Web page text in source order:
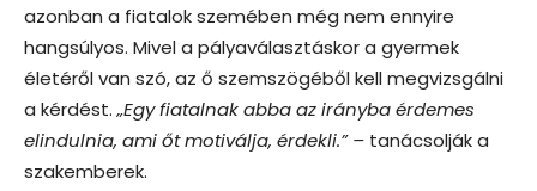
azonban a fiatalok szemében még nem ennyire
hangsúlyos. Mivel a pályaválasztáskor a gyermek
életéről van szó, az ő szemszögéből kell megvizsgálni
a kérdést.„Egy fiatalnak abba az irányba érdemes
elindulnia, ami őt motiválja, érdekli.” – tanácsolják a
szakemberek.